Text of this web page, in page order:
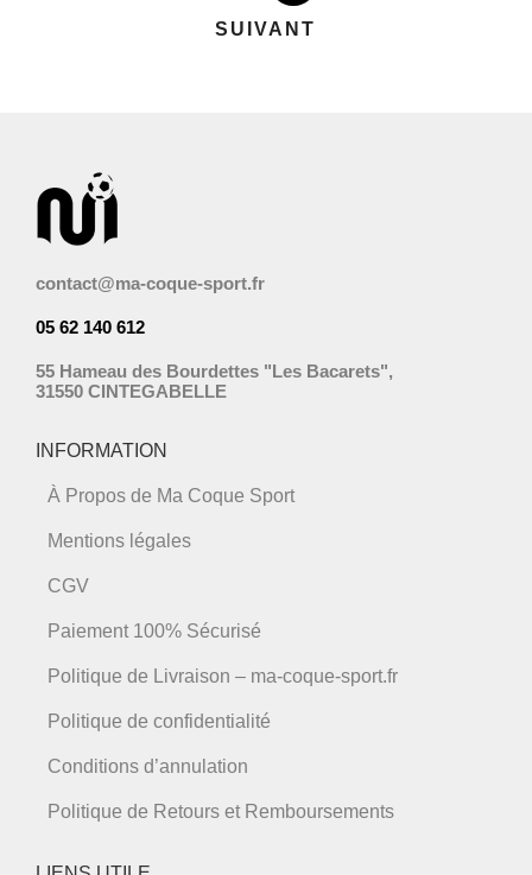
SUIVANT
contact@ma-coque-sport.fr
05 62 140 612
55 Hameau des Bourdettes "Les Bacarets",
31550 CINTEGABELLE
INFORMATION
À Propos de Ma Coque Sport
Mentions légales
CGV
Paiement 100% Sécurisé
Politique de Livraison – ma-coque-sport.fr
Politique de confidentialité
Conditions d’annulation
Politique de Retours et Remboursements